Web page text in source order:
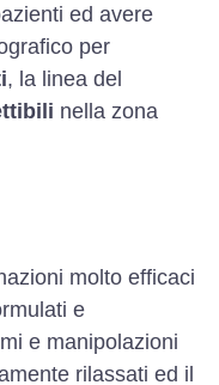
ed avere
per
, la linea del
nella zona
molto efficaci
e
e manipolazioni
rilassati ed il